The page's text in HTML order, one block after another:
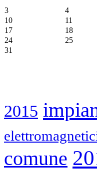
3 4
10
11
17
18
24
25
31
2015
comune